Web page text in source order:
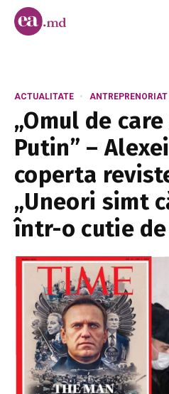
ACTUALITATE ANTREPRENORIAT
„Omul de
Putin” –
coperta
„Uneori simt
într-o cutie